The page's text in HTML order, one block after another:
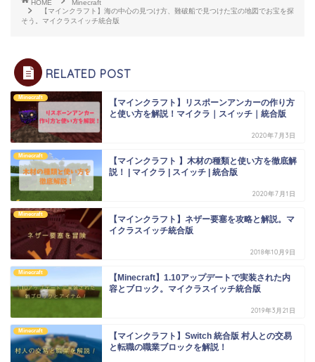
HOME
Minecraft
【マインクラフト】海の中心の見つけ方、難破船で見つけた宝の地図でお宝を探
そう。マイクラスイッチ統合版
RELATED POST
Minecraft
【マインクラフト】リスポーンアンカーの作り方
と使い方を解説！マイクラ｜スイッチ｜統合版
2020年7月3日
Minecraft
【マインクラフト 】木材の種類と使い方を徹底解
説！ | マイクラ | スイッチ | 統合版
2020年7月1日
Minecraft
【マインクラフト】ネザー要塞を攻略と解説。マ
イクラスイッチ統合版
2018年10月9日
Minecraft
【Minecraft】1.10アップデートで実装された内
容とブロック。マイクラスイッチ統合版
2019年3月21日
Minecraft
【マインクラフト】Switch 統合版 村人との交易
と転職の職業ブロックを解説！